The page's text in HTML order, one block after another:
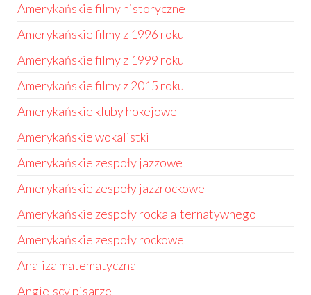
Amerykańskie filmy historyczne
Amerykańskie filmy z 1996 roku
Amerykańskie filmy z 1999 roku
Amerykańskie filmy z 2015 roku
Amerykańskie kluby hokejowe
Amerykańskie wokalistki
Amerykańskie zespoły jazzowe
Amerykańskie zespoły jazzrockowe
Amerykańskie zespoły rocka alternatywnego
Amerykańskie zespoły rockowe
Analiza matematyczna
Angielscy pisarze